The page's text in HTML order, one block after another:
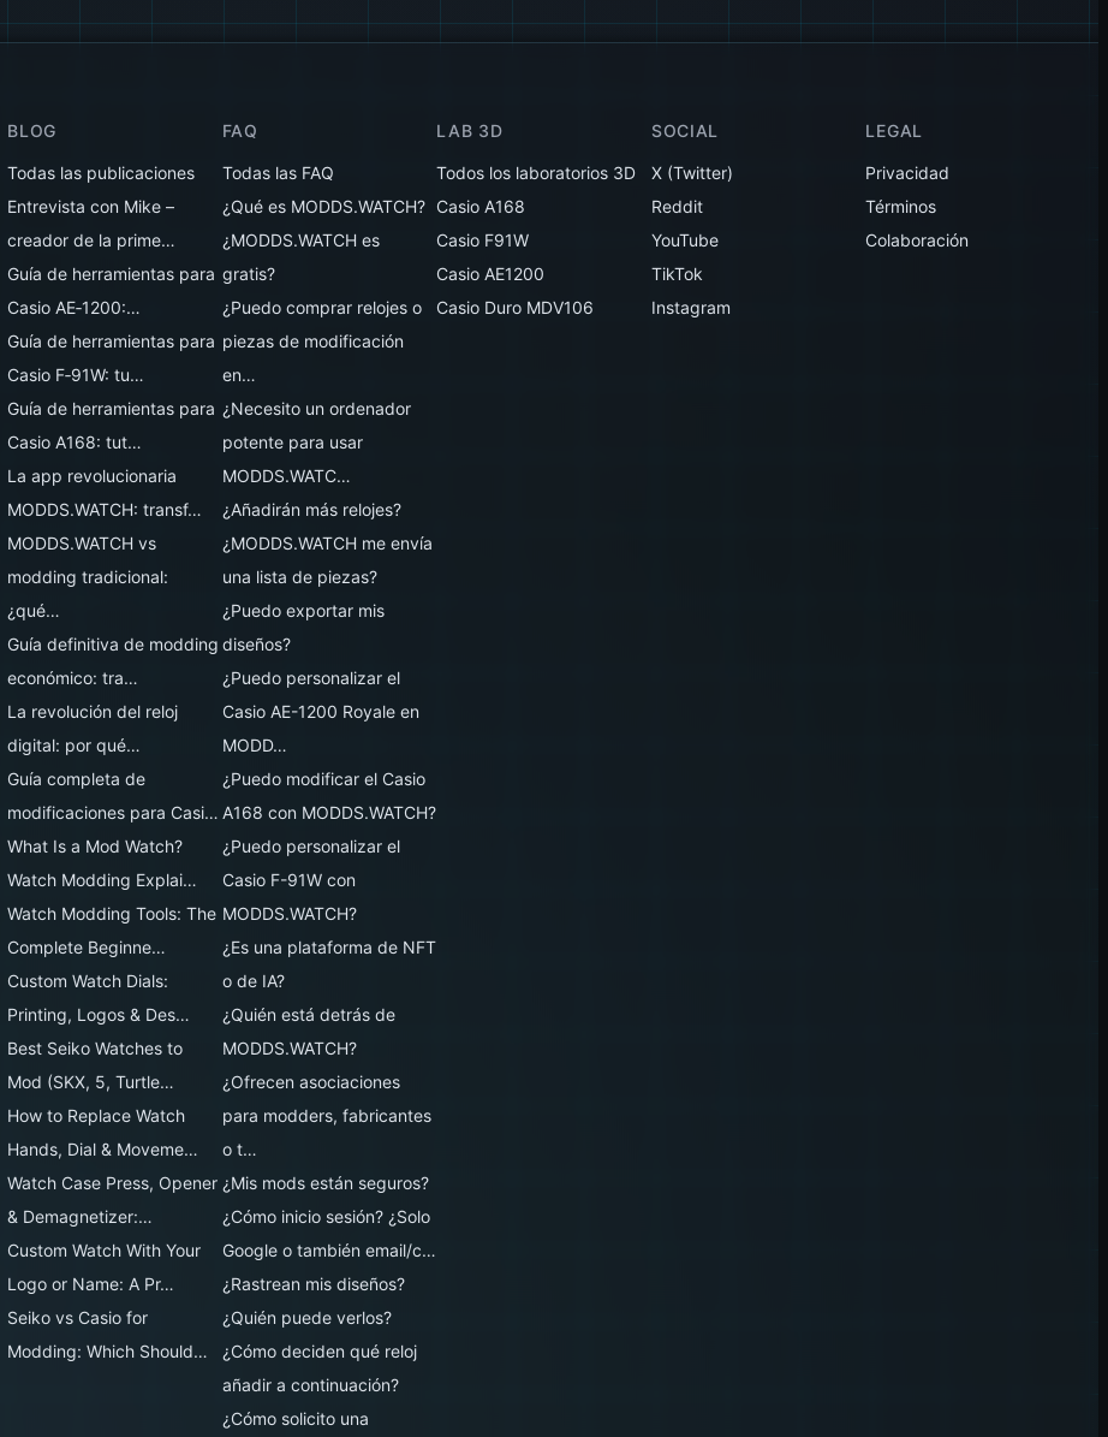
BLOG
Todas las publicaciones
Entrevista con Mike –
creador de la prime…
Guía de herramientas para
Casio AE‑1200:…
Guía de herramientas para
Casio F‑91W: tu…
Guía de herramientas para
Casio A168: tut…
La app revolucionaria
MODDS.WATCH: transf…
MODDS.WATCH vs
modding tradicional:
¿qué…
Guía definitiva de modding
económico: tra…
La revolución del reloj
digital: por qué…
Guía completa de
modificaciones para Casi…
What Is a Mod Watch?
Watch Modding Explai…
Watch Modding Tools: The
Complete Beginne…
Custom Watch Dials:
Printing, Logos & Des…
Best Seiko Watches to
Mod (SKX, 5, Turtle…
How to Replace Watch
Hands, Dial & Moveme…
Watch Case Press, Opener
& Demagnetizer:…
Custom Watch With Your
Logo or Name: A Pr…
Seiko vs Casio for
Modding: Which Should…
FAQ
Todas las FAQ
¿Qué es MODDS.WATCH?
¿MODDS.WATCH es
gratis?
¿Puedo comprar relojes o
piezas de modificación
en…
¿Necesito un ordenador
potente para usar
MODDS.WATC…
¿Añadirán más relojes?
¿MODDS.WATCH me envía
una lista de piezas?
¿Puedo exportar mis
diseños?
¿Puedo personalizar el
Casio AE-1200 Royale en
MODD…
¿Puedo modificar el Casio
A168 con MODDS.WATCH?
¿Puedo personalizar el
Casio F-91W con
MODDS.WATCH?
¿Es una plataforma de NFT
o de IA?
¿Quién está detrás de
MODDS.WATCH?
¿Ofrecen asociaciones
para modders, fabricantes
o t…
¿Mis mods están seguros?
¿Cómo inicio sesión? ¿Solo
Google o también email/c…
¿Rastrean mis diseños?
¿Quién puede verlos?
¿Cómo deciden qué reloj
añadir a continuación?
¿Cómo solicito una
LAB 3D
Todos los laboratorios 3D
Casio A168
Casio F91W
Casio AE1200
Casio Duro MDV106
SOCIAL
X (Twitter)
Reddit
YouTube
TikTok
Instagram
LEGAL
Privacidad
Términos
Colaboración